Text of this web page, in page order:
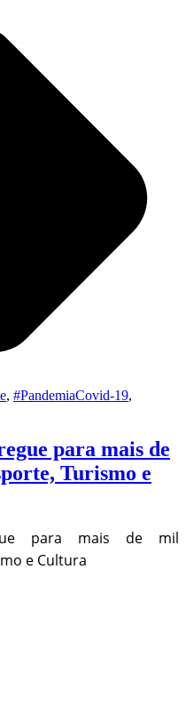
, #PandemiaCovid-19,
para mais de
Turismo e
para mais de mil
e Cultura